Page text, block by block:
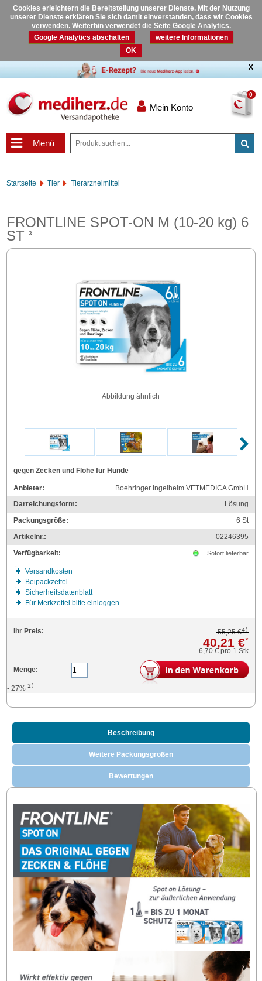
Cookies erleichtern die Bereitstellung unserer Dienste. Mit der Nutzung
unserer Dienste erklären Sie sich damit einverstanden, dass wir Cookies
verwenden. Weiterhin verwendet die Seite Google Analytics.
Google Analytics abschalten
weitere Informationen
OK
0
Mein Konto
Menü
Startseite Tier Tierarzneimittel
FRONTLINE SPOT-ON M (10-20 kg) 6
ST3
Abbildung ähnlich
gegen Zecken und Flöhe für Hunde
Anbieter:
Boehringer Ingelheim VETMEDICA GmbH
Darreichungsform:
Lösung
Packungsgröße:
6St
Artikelnr.:
02246395
Verfügbarkeit:
Sofort lieferbar
Versandkosten
Beipackzettel
Sicherheitsdatenblatt
Für Merkzettel bitte einloggen
Ihr Preis: 55,25 €4)
40,21 €*
6,70 €pro 1 Stk
Menge:
- 27%2)
Beschreibung
Weitere Packungsgrößen
Bewertungen